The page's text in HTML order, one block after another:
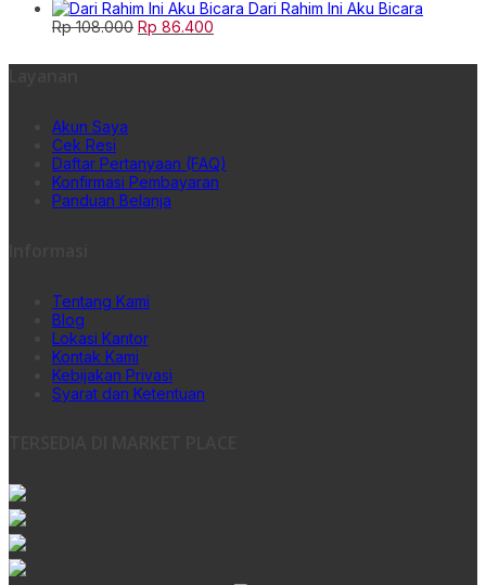
Rp 78.000.Rp 62.400.
price
price
Dari Rahim Ini Aku Bicara
Rp108.000 Original
was:
Rp 86.400
is:
Akun Saya
Cek Resi
Daftar Pertanyaan (FAQ)
Konfirmasi Pembayaran
Panduan Belanja
Tentang Kami
Blog
Lokasi Kantor
Kontak Kami
Kebijakan Privasi
Syarat dan Ketentuan